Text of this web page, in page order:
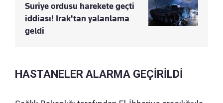
Suriye ordusu harekete geçti
iddiası! Irak'tan yalanlama
geldi
HASTANELER ALARMA GEÇİRİLDİ